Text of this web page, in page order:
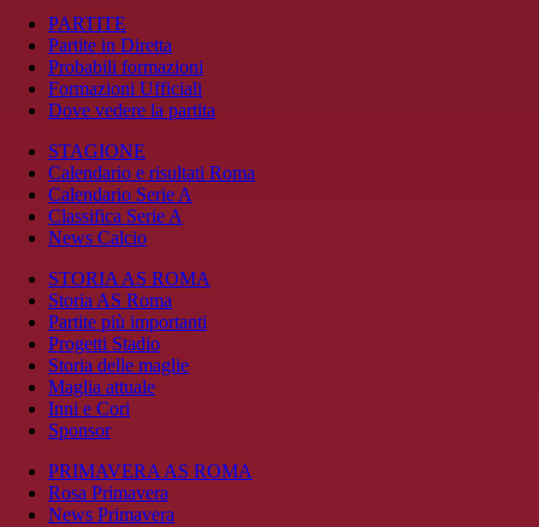
PARTITE
Partite in Diretta
Probabili formazioni
Formazioni Ufficiali
Dove vedere la partita
STAGIONE
Calendario e risultati Roma
Calendario Serie A
Classifica Serie A
News Calcio
STORIA AS ROMA
Storia AS Roma
Partite più importanti
Progetti Stadio
Storia delle maglie
Maglia attuale
Inni e Cori
Sponsor
PRIMAVERA AS ROMA
Rosa Primavera
News Primavera